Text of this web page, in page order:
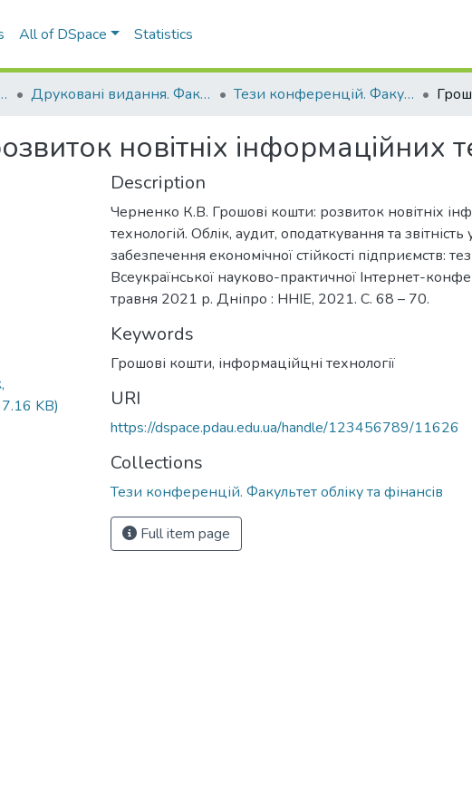
All of DSpace Statistics
фінансів Друковані видання. Факультет обліку та фінансів Тези конференцій. Факультет обліку та фінансів
новітніх інформаційних
KB)
Description
Черненко К.В. Грошові кошти: розвиток новітніх
технологій. Облік, аудит, оподаткування та звітність
забезпечення економічної стійкості підприємств:
Всеукраїнської науково-практичної Інтернет-
травня 2021 р. Дніпро : ННІЕ, 2021. С. 68 – 70.
Keywords
Грошові кошти, інформаційцні технології
URI
https://dspace.pdau.edu.ua/handle/123456789/11626
Collections
Тези конференцій. Факультет обліку та фінансів
Full item page